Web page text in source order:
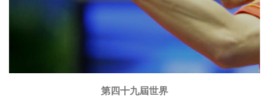
第四十九屆世界